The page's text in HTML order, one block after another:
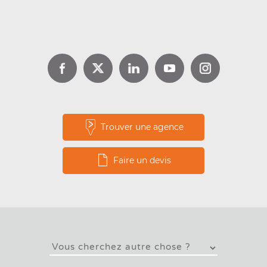
Trouver une agence
Faire un devis